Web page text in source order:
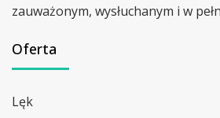
zauważonym, wysłuchanym i w
Oferta
Lęk